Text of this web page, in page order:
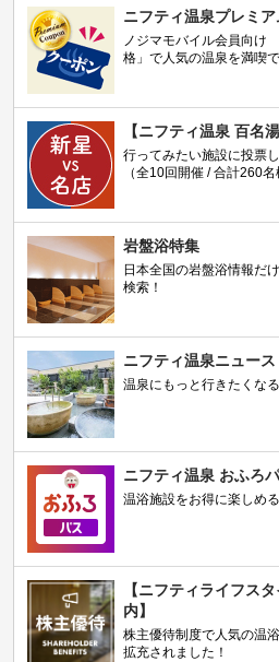
ニフティ温泉プレミ
ノジマモバイル会員向け
格」で人気の温泉を満喫で
【ニフティ温泉 百名
行ってみたい施設に投票
（全10回開催 / 合計260名
岩盤浴特集
日本全国の岩盤浴情報だ
検索！
ニフティ温泉ニュース
温泉にもっと行きたくな
ニフティ温泉 おふろ
温浴施設をお得に楽しめ
【ニフティライフス
内】
株主優待制度で人気の温
拡充されました！